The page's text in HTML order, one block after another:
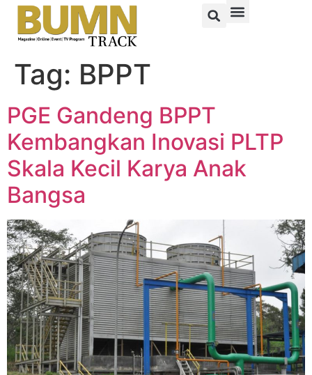
Tag: BPPT
PGE Gandeng BPPT
Kembangkan Inovasi PLTP
Skala Kecil Karya Anak
Bangsa